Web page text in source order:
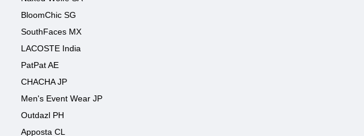
BloomChic SG
SouthFaces MX
LACOSTE India
PatPat AE
CHACHA JP
Men's Event Wear JP
Outdazl PH
Apposta CL